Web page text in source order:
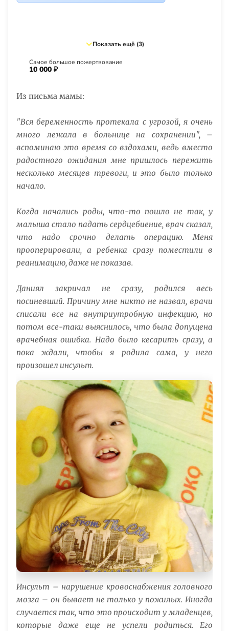
Показать ещё (3)
Самое большое пожертвование
10 000 ₽
Из письма мамы:
"Вся беременность протекала с угрозой, я очень
много лежала в больнице на сохранении", –
вспоминаю это время со вздохами, ведь вместо
радостного ожидания мне пришлось пережить
несколько месяцев тревоги, и это было только
начало.
Когда начались роды, что-то пошло не так, у
малыша стало падать сердцебиение, врач сказал,
что надо срочно делать операцию. Меня
прооперировали, а ребенка сразу поместили в
реанимацию, даже не показав.
Даниял закричал не сразу, родился весь
посиневший. Причину мне никто не назвал, врачи
списали все на внутриутробную инфекцию, но
потом все-таки выяснилось, что была допущена
врачебная ошибка. Надо было кесарить сразу, а
пока ждали, чтобы я родила сама, у него
произошел инсульт.
Инсульт – нарушение кровоснабжения головного
мозга – он бывает не только у пожилых. Иногда
случается так, что это происходит у младенцев,
которые даже еще не успели родиться. Его